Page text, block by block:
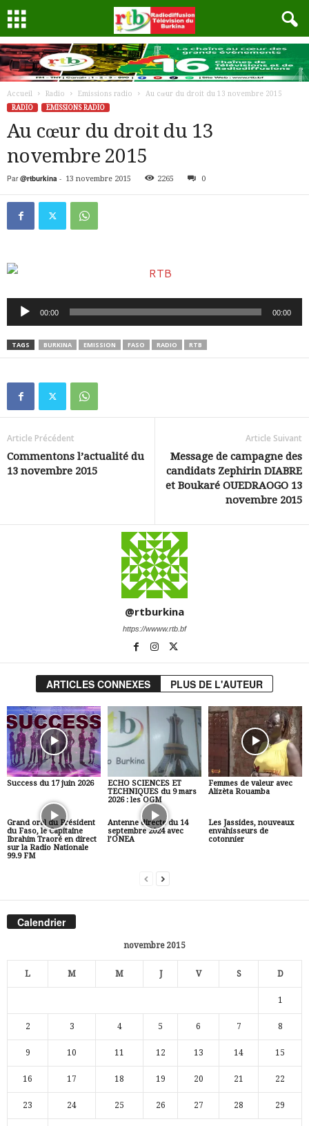
Accueil Radio Emissions radio
Au cœur du droit du 13 novembre 2015
RADIO
EMISSIONS RADIO
Au cœur du droit du 13
novembre 2015
Par @rtburkina - 13 novembre 2015 2265 0
Lecteur
audio
00:00 00:00
TAGS BURKINA EMISSION FASO RADIO RTB
Article Précédent
Commentons l’actualité du
13 novembre 2015
Article Suivant
Message de campagne des
candidats Zephirin DIABRE
et Boukaré OUEDRAOGO 13
novembre 2015
@rtburkina
https://wwww.rtb.bf
ARTICLES CONNEXES PLUS DE L'AUTEUR
Success du 17 juin 2026
ECHO SCIENCES ET
TECHNIQUES du 9 mars
2026 : les OGM
Femmes de valeur avec
Alizèta Rouamba
Grand oral du Président
du Faso, le Capitaine
Ibrahim Traoré en direct
sur la Radio Nationale
99.9 FM
Antenne directe du 14
septembre 2024 avec
l’ONEA
Les Jassides, nouveaux
envahisseurs de
cotonnier
Calendrier
novembre 2015
L M M J V S D
1
2 3 4 5 6 7 8
9 10 11 12 13 14 15
16 17 18 19 20 21 22
23 24 25 26 27 28 29